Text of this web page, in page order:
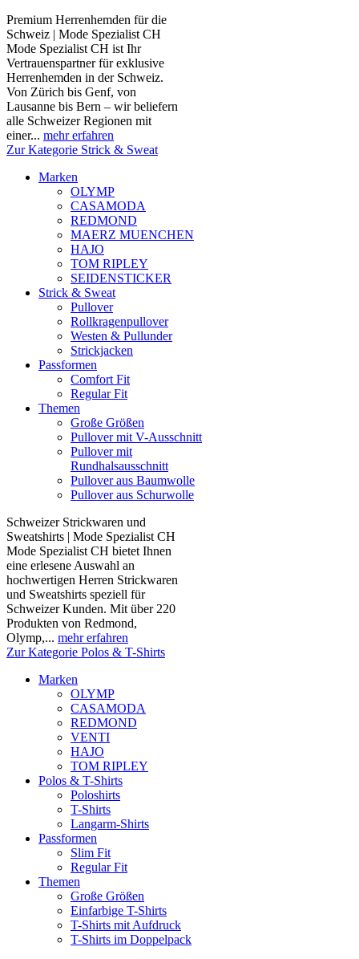
Premium Herrenhemden für die
Schweiz | Mode Spezialist CH
Mode Spezialist CH ist Ihr
Vertrauenspartner für exklusive
Herrenhemden in der Schweiz.
Von Zürich bis Genf, von
Lausanne bis Bern – wir beliefern
alle Schweizer Regionen mit
einer... mehr erfahren
Zur Kategorie Strick & Sweat
Marken
OLYMP
CASAMODA
REDMOND
MAERZ MUENCHEN
HAJO
TOM RIPLEY
SEIDENSTICKER
Strick & Sweat
Pullover
Rollkragenpullover
Westen & Pullunder
Strickjacken
Passformen
Comfort Fit
Regular Fit
Themen
Große Größen
Pullover mit V-Ausschnitt
Pullover mit
Rundhalsausschnitt
Pullover aus Baumwolle
Pullover aus Schurwolle
Schweizer Strickwaren und
Sweatshirts | Mode Spezialist CH
Mode Spezialist CH bietet Ihnen
eine erlesene Auswahl an
hochwertigen Herren Strickwaren
und Sweatshirts speziell für
Schweizer Kunden. Mit über 220
Produkten von Redmond,
Olymp,... mehr erfahren
Zur Kategorie Polos & T-Shirts
Marken
OLYMP
CASAMODA
REDMOND
VENTI
HAJO
TOM RIPLEY
Polos & T-Shirts
Poloshirts
T-Shirts
Langarm-Shirts
Passformen
Slim Fit
Regular Fit
Themen
Große Größen
Einfarbige T-Shirts
T-Shirts mit Aufdruck
T-Shirts im Doppelpack